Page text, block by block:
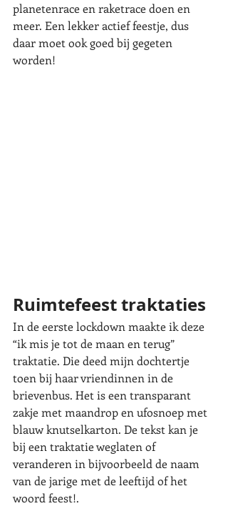
planetenrace en raketrace doen en
meer. Een lekker actief feestje, dus
daar moet ook goed bij gegeten
worden!
Ruimtefeest traktaties
In de eerste lockdown maakte ik deze
“ik mis je tot de maan en terug”
traktatie. Die deed mijn dochtertje
toen bij haar vriendinnen in de
brievenbus. Het is een transparant
zakje met maandrop en ufosnoep met
blauw knutselkarton. De tekst kan je
bij een traktatie weglaten of
veranderen in bijvoorbeeld de naam
van de jarige met de leeftijd of het
woord feest!.